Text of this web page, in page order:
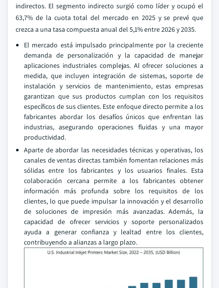
indirectos. El segmento indirecto surgió como líder y ocupó el
63,7% de la cuota total del mercado en 2025 y se prevé que
crezca a una tasa compuesta anual del 5,1% entre 2026 y 2035.
El mercado está impulsado principalmente por la creciente
demanda de personalización y la capacidad de manejar
aplicaciones industriales complejas. Al ofrecer soluciones a
medida, que incluyen integración de sistemas, soporte de
instalación y servicios de mantenimiento, estas empresas
garantizan que sus productos cumplan con los requisitos
específicos de sus clientes. Este enfoque directo permite a los
fabricantes abordar los desafíos únicos que enfrentan las
industrias, asegurando operaciones fluidas y una mayor
productividad.
Aparte de abordar las necesidades técnicas y operativas, los
canales de ventas directas también fomentan relaciones más
sólidas entre los fabricantes y los usuarios finales. Esta
colaboración cercana permite a los fabricantes obtener
información más profunda sobre los requisitos de los
clientes, lo que puede impulsar la innovación y el desarrollo
de soluciones de impresión más avanzadas. Además, la
capacidad de ofrecer servicios y soporte personalizados
ayuda a generar confianza y lealtad entre los clientes,
contribuyendo a alianzas a largo plazo.